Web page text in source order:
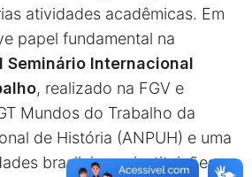
atividades acadêmicas. Em
papel fundamental na
Seminário Internacional
, realizado na FGV e
Mundos do Trabalho da
de História (ANPUH) e uma
brasileiras e instituições